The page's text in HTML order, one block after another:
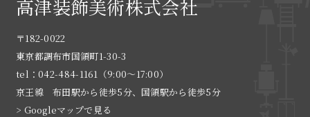
高津装飾美術株式会社
〒182-0022
東京都調布市国領町1-30-3
tel：042-484-1161（9:00〜17:00）
京王線 布田駅から徒歩5分、国領駅から徒歩5分
> Googleマップで見る